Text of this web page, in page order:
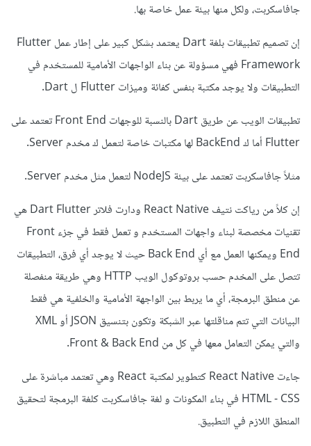
جافاسكربت، ولكل منها بيئة عمل خاصة بها.
إن تصميم تطبيقات بلغة Dart يعتمد بشكل كبير على إطار عمل Flutter
Framework فهي مسؤولة عن بناء الواجهات الأمامية للمستخدم في
التطبيقات ولا يوجد مكتبة بنفس كفائة وميزات Flutter ل Dart.
تطبيقات الويب عن طريق Dart بالنسبة للوجهات Front End تعتمد على
Flutter أما ك BackEnd لها مكتبات خاصة لتعمل ك مخدم Server.
مثلاً جافاسكربت تعتمد على بيئة NodeJS لتعمل مثل مخدم Server.
إن كلاً من رياكت نتيف React Native ودارت فلاتر Dart Flutter هي
تقنيات مخصصة لبناء واجهات المستخدم و تعمل فقط في جزء Front
End ويمكنها العمل مع أي Back End حيث لا يوجد أي فرق، التطبيقات
تتصل على المخدم حسب بروتوكول الويب HTTP وهي طريقة منفصلة
عن منطق البرمجة، أي ما يربط بين الواجهة الأمامية والخلفية هي فقط
البيانات التي تتم مناقلتها عبر الشبكة وتكون بتنسيق JSON أو XML
والتي يمكن التعامل معها في كل من Front & Back End.
جاءت React Native كتطوير لمكتبة React وهي تعتمد مباشرة على
HTML - CSS في بناء المكونات و لغة جافاسكربت كلغة البرمجة لتحقيق
المنطق اللازم في التطبيق.